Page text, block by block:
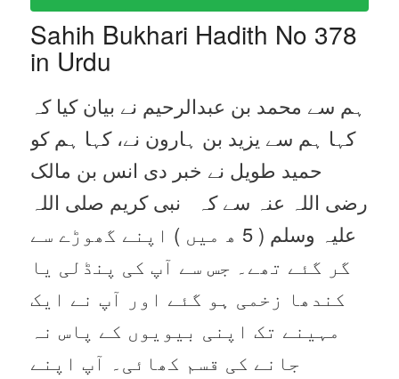
Sahih Bukhari Hadith No 378
in Urdu
ہم سے محمد بن عبدالرحیم نے بیان کیا کہ
کہا ہم سے یزید بن ہارون نے، کہا ہم کو
حمید طویل نے خبر دی انس بن مالک
رضی اللہ عنہ سے کہ نبی کریم صلی اللہ
علیہ وسلم ( 5 ھ میں ) اپنے گھوڑے سے
گر گئے تھے۔ جس سے آپ کی پنڈلی یا
کندھا زخمی ہو گئے اور آپ نے ایک
مہینے تک اپنی بیویوں کے پاس نہ
جانے کی قسم کھائی۔ آپ اپنے